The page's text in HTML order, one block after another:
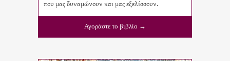
που μας δυναμώνουν και μας εξελίσσουν.
Αγοράστε το βιβλίο →